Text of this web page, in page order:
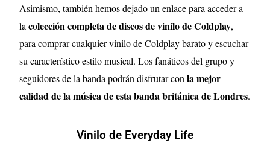
Asimismo, también hemos dejado un enlace para acceder a
lacolección completa de discos de vinilo de Coldplay,
para comprar cualquier vinilo de Coldplay barato y escuchar
su característico estilo musical. Los fanáticos del grupo y
seguidores de la banda podrán disfrutar conla mejor
calidad de la música de esta banda británica de Londres.
Vinilo de Everyday Life